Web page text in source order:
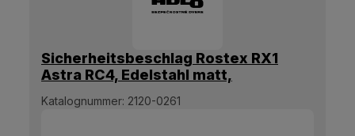
Sicherheitsbeschlag Rostex RX1
Astra RC4, Edelstahl matt,
Vierkantgriff
Katalognummer: 2120-0261